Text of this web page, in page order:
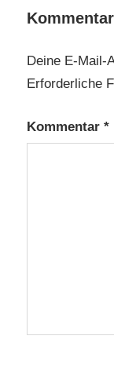
Deine E-Mail-
Erforderliche
Kommentar *